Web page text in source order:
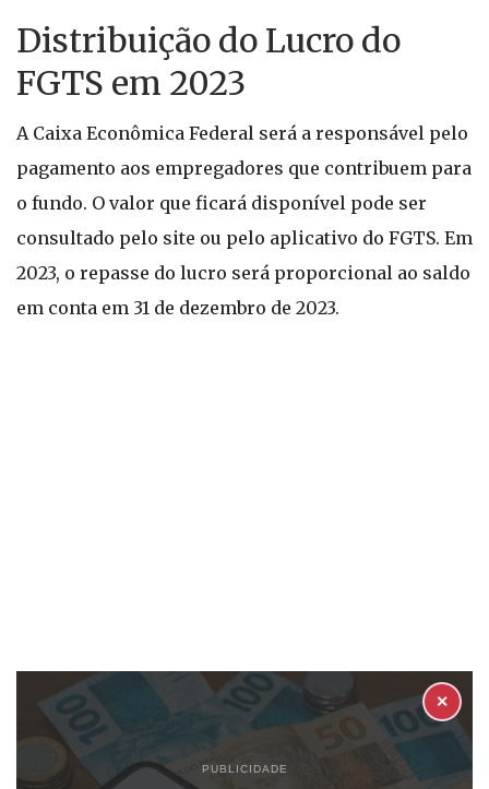
Distribuição do Lucro do
FGTS em 2023
A Caixa Econômica Federal será a responsável pelo
pagamento aos empregadores que contribuem para
o fundo. O valor que ficará disponível pode ser
consultado pelo site ou pelo aplicativo do FGTS. Em
2023, o repasse do lucro será proporcional ao saldo
em conta em 31 de dezembro de 2023.
PUBLICIDADE
✕